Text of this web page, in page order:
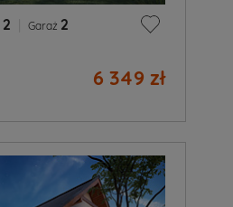
2 Garaż 2
6 349 zł